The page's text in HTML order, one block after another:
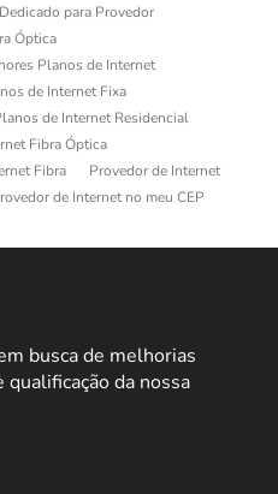
para Provedor
Óptica
Planos de Internet
de Internet Fixa
de Internet Residencial
Fibra Óptica
Fibra
Provedor de Internet
de Internet no meu CEP
busca de melhorias
da nossa